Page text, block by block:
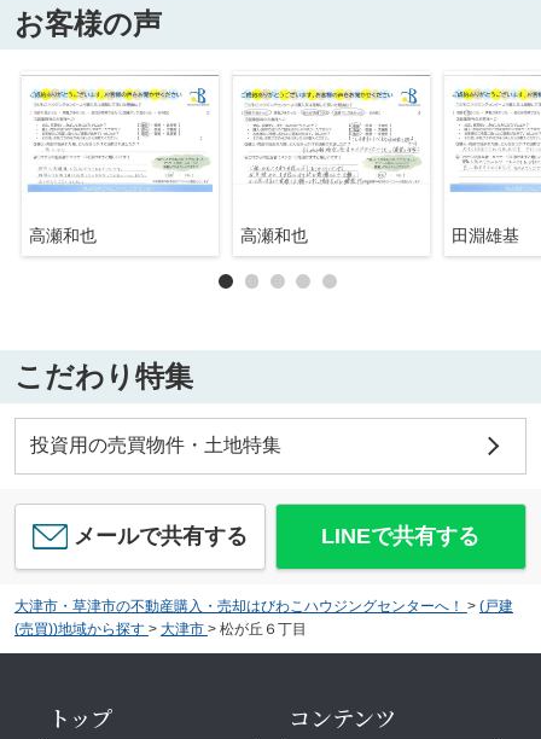
お客様の声
高瀬和也 高瀬和也 田淵雄基
こだわり特集
投資用の売買物件・土地特集
メールで共有する LINEで共有する
大津市・草津市の不動産購入・売却はびわこハウジングセンターへ！ > (戸建
(売買))地域から探す > 大津市 > 松が丘６丁目
トップ コンテンツ